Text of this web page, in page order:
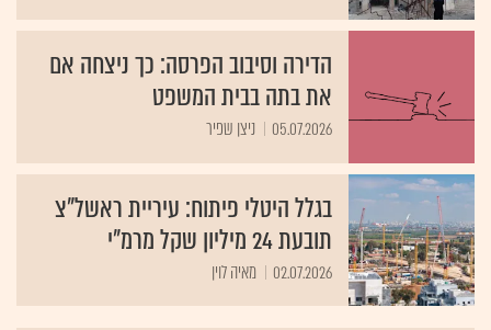
הדירה וסיבוב הפרסה: כך ניצחה אם
את בתה בבית המשפט
05.07.2026 ניצן שפיר
בגלל היטלי פיתוח: עיריית ראשל"צ
תובעת 24 מיליון שקל מרמ"י
02.07.2026 מאיה לוין